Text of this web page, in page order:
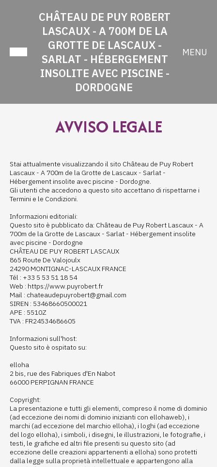
CHÂTEAU DE PUY ROBERT
LASCAUX - A 700M DE LA
GROTTE DE LASCAUX -
SARLAT - HÉBERGEMENT
INSOLITE AVEC PISCINE -
DORDOGNE
MENU
AVVISO LEGALE
Stai attualmente visualizzando il sito Château de Puy Robert
Lascaux - A 700m de la Grotte de Lascaux - Sarlat -
Hébergement insolite avec piscine - Dordogne.
Gli utenti che accedono a questo sito accettano di rispettarne i
Termini e le Condizioni.
Informazioni editoriali:
Questo sito è pubblicato da: Château de Puy Robert Lascaux - A
700m de la Grotte de Lascaux - Sarlat - Hébergement insolite
avec piscine - Dordogne
CHÂTEAU DE PUY ROBERT LASCAUX
865 Route De Valojoulx
24290 MONTIGNAC-LASCAUX FRANCE
Tél : +33 5 53 51 18 54
Web : https://www.puyrobert.fr
Mail : chateaudepuyrobert@gmail.com
SIREN : 53468660500021
APE : 5510Z
TVA : FR24534686605
Informazioni sull'host:
Questo sito è ospitato su:
elloha
2 bis, rue des Fabriques d'En Nabot
66000 PERPIGNAN FRANCE
Copyright:
La presentazione e tutti gli elementi, compreso il nome di dominio
(ad eccezione dei nomi di dominio inizianti con ellohaweb), i
marchi (ad eccezione del marchio elloha), i loghi (ad eccezione
del logo elloha), i simboli, i disegni, le illustrazioni, le fotografie, i
testi, le grafiche ed altri file presenti su questo sito (ad
eccezione delle creazioni appartenenti a elloha) sono protetti
dalla legge sulla proprietà intellettuale e appartengono alla